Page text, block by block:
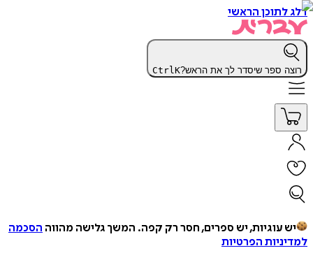
דלג לתוכן הראשי
רוצה ספר שיסדר לך את הראש? CtrlK
יש עוגיות, יש ספרים, חסר רק קפה. המשך גלישה מהווה הסכמה
למדיניות הפרטיות